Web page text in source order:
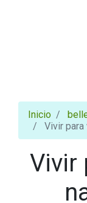
Inicio
Vivir para
Vivir